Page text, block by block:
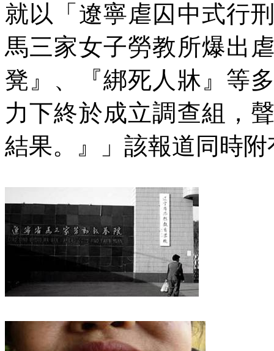
就以「遼寧虐囚中式行
馬三家女子勞教所爆出
凳』、『綁死人牀』等
力下終於成立調查組，
結果。』」該報道同時